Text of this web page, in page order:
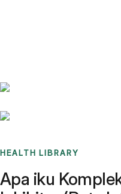
HEALTH LIBRARY
Apa iku